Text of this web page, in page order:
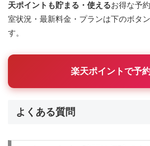
天ポイントも貯まる・使えるお得な予
室状況・最新料金・プランは下のボタ
す。
楽天ポイントで予
よくある質問